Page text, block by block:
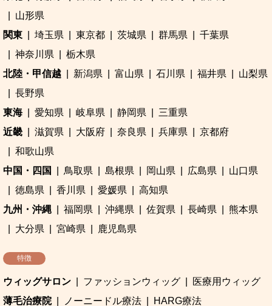
山形県
関東
埼玉県 東京都 茨城県 群馬県
千葉県
神奈川県
栃木県
北陸・甲信越
新潟県 富山県 石川県 福井県
山梨県
長野県
東海
愛知県 岐阜県 静岡県
三重県
近畿
滋賀県 大阪府 奈良県 兵庫県
京都府
和歌山県
中国・四国
鳥取県 島根県 岡山県 広島県
山口県
徳島県
香川県 愛媛県
高知県
九州・沖縄
福岡県 沖縄県 佐賀県 長崎県
熊本県
大分県
宮崎県 鹿児島県
特徴
ウィッグサロン ファッションウィッグ
医療用ウィッグ
薄毛治療院
ノーニードル療法
HARG療法